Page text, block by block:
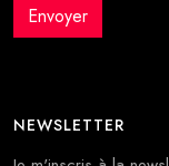
NEWSLETTER